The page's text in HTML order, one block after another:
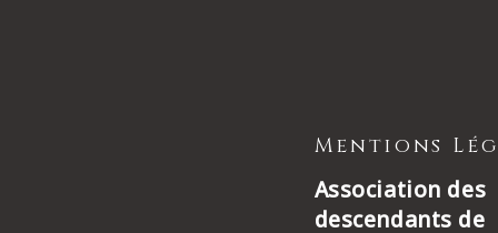
Mentions
Association des
descendants de